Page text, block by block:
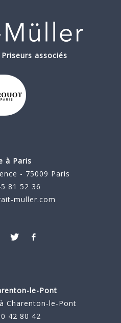
associés
à Paris
- 75009 Paris
81 52 36
muller.com
le-Pont
Charenton-le-Pont
42 80 42